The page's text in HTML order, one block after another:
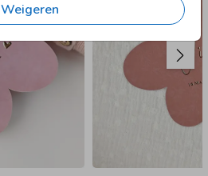
Weigeren